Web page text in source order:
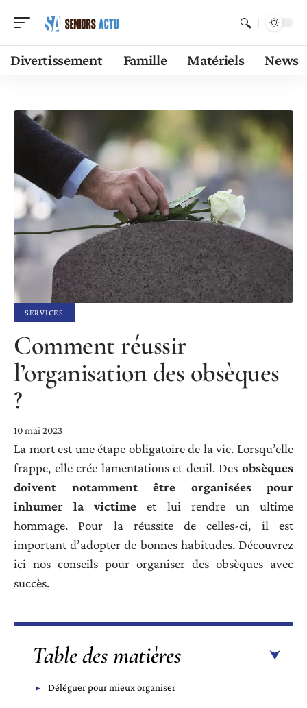
Divertissement Famille Matériels News
SERVICES
Comment réussir
l’organisation des obsèques
?
10 mai 2023
La mort est une étape obligatoire de la vie. Lorsqu’elle
frappe, elle crée lamentations et deuil. Des obsèques
doivent notamment être organisées pour
inhumer la victime et lui rendre un ultime
hommage. Pour la réussite de celles-ci, il est
important d’adopter de bonnes habitudes. Découvrez
ici nos conseils pour organiser des obsèques avec
succès.
Table des matières
Déléguer pour mieux organiser